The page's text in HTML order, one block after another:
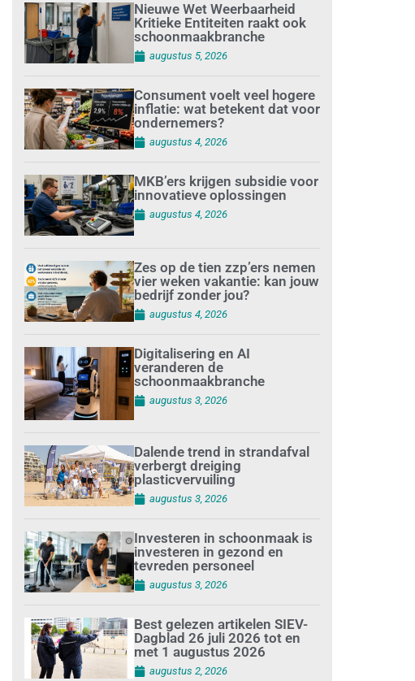
Nieuwe Wet Weerbaarheid
Kritieke Entiteiten raakt ook
schoonmaakbranche
augustus 5, 2026
Consument voelt veel hogere
inflatie: wat betekent dat voor
ondernemers?
augustus 4, 2026
MKB’ers krijgen subsidie voor
innovatieve oplossingen
augustus 4, 2026
Zes op de tien zzp’ers nemen
vier weken vakantie: kan jouw
bedrijf zonder jou?
augustus 4, 2026
Digitalisering en AI
veranderen de
schoonmaakbranche
augustus 3, 2026
Dalende trend in strandafval
verbergt dreiging
plasticvervuiling
augustus 3, 2026
Investeren in schoonmaak is
investeren in gezond en
tevreden personeel
augustus 3, 2026
Best gelezen artikelen SIEV-
Dagblad 26 juli 2026 tot en
met 1 augustus 2026
augustus 2, 2026